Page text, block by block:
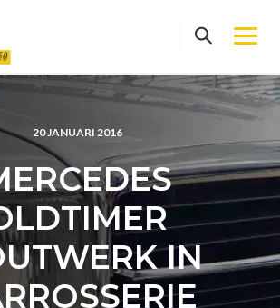
20 JANUARI 2016
IN